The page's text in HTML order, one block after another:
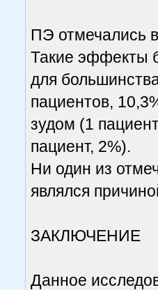
ПЭ отмечались
Такие эффекты
для
пациентов,
зудом (1
пациент, 2%).
Ни один из
являлся
ЗАКЛЮЧЕНИЕ
Данное